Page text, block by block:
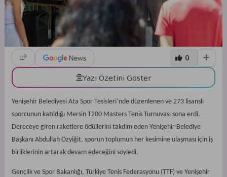
0
Yazı Özetini Göster
Yenişehir Belediyesi Ata Spor Tesisleri’nde düzenlenen ve 273 lisanslı
sporcunun katıldığı Mersin T200 Masters Tenis Turnuvası sona erdi.
Dereceye giren raketlere ödüllerini takdim eden Yenişehir Belediye
Başkanı Abdullah Özyiğit, sporun toplumun her kesimine ulaşması için iş
birliklerinin artarak devam edeceğini söyledi.
Gençlik ve Spor Bakanlığı, Türkiye Tenis Federasyonu (TTF) ve Yenişehir